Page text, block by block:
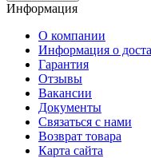
Информация
О компании
Информация о
Гарантия
Отзывы
Вакансии
Документы
Связаться с нами
Возврат товара
Карта сайта